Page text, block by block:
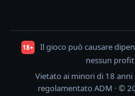
18+
Il gioco può causare
nessun
Vietato ai minori di 18 anni
regolamentato ADM · ©